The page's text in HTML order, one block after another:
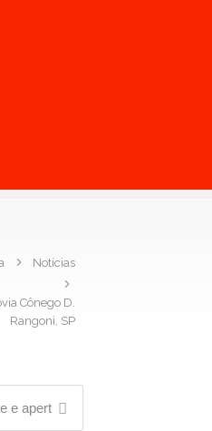
Notícias
Cônego D.
Rangoni, SP